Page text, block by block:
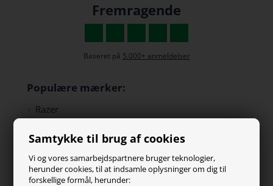
Samtykke til brug af cookies
Vi og vores samarbejdspartnere bruger teknologier,
herunder cookies, til at indsamle oplysninger om dig til
forskellige formål, herunder:
Fremragende
Baseret på 5.000+ anmeldelser
Populære mærker:
Razer
SteelSeries
ZOWIE
Turtle Beach